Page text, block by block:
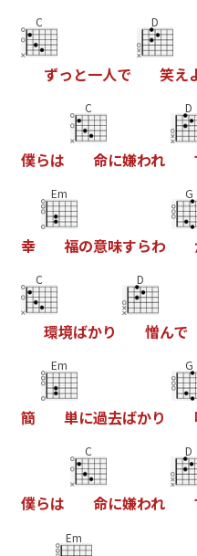
C
ずっ と一人で
D
笑え
僕らは
C
命に嫌われ
D
幸
Em
福の意味すらわ
G
C
環境ばかり
D
憎んで
簡
Em
単に過去ばかり
G
僕らは
C
命に嫌われ
D
Em